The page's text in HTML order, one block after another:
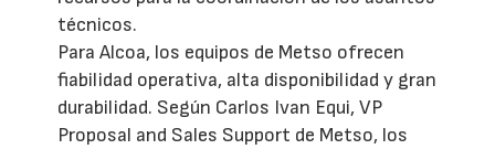
técnicos.
Para Alcoa, los equipos de Metso ofrecen
fiabilidad operativa, alta disponibilidad y gran
durabilidad. Según Carlos Ivan Equi, VP
Proposal and Sales Support de Metso, los